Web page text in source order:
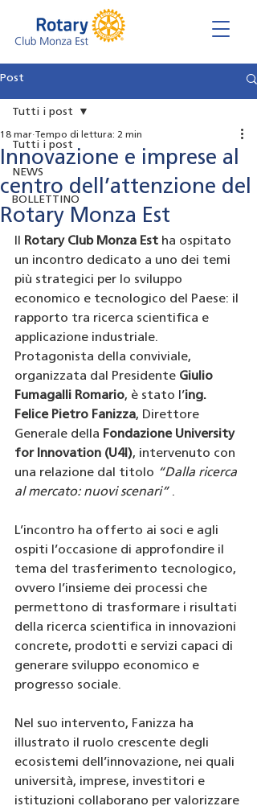
Post
Tutti i post
NEWS
BOLLETTINO
Tutti i post
Innovazione e imprese al
centro dell’attenzione del
Rotary Monza Est
18 mar Tempo di lettura: 2 min
Rotary Club Monza Est ha ospitato
un incontro dedicato a uno dei temi
più strategici per lo sviluppo
economico e tecnologico del Paese: il
rapporto tra ricerca scientifica e
applicazione industriale.
Protagonista della conviviale,
organizzata dal Presidente Giulio
Fumagalli Romario, è stato l’ing.
Felice Pietro Fanizza, Direttore
Generale della Fondazione University
for Innovation (U4I), intervenuto con
una relazione dal titolo “Dalla ricerca
al mercato: nuovi scenari” .
L’incontro ha offerto ai soci e agli
ospiti l’occasione di approfondire il
tema del trasferimento tecnologico,
ovvero l’insieme dei processi che
permettono di trasformare i risultati
della ricerca scientifica in innovazioni
concrete, prodotti e servizi capaci di
generare sviluppo economico e
progresso sociale.
Nel suo intervento, Fanizza ha
illustrato il ruolo crescente degli
ecosistemi dell’innovazione, nei quali
università, imprese, investitori e
istituzioni collaborano per valorizzare